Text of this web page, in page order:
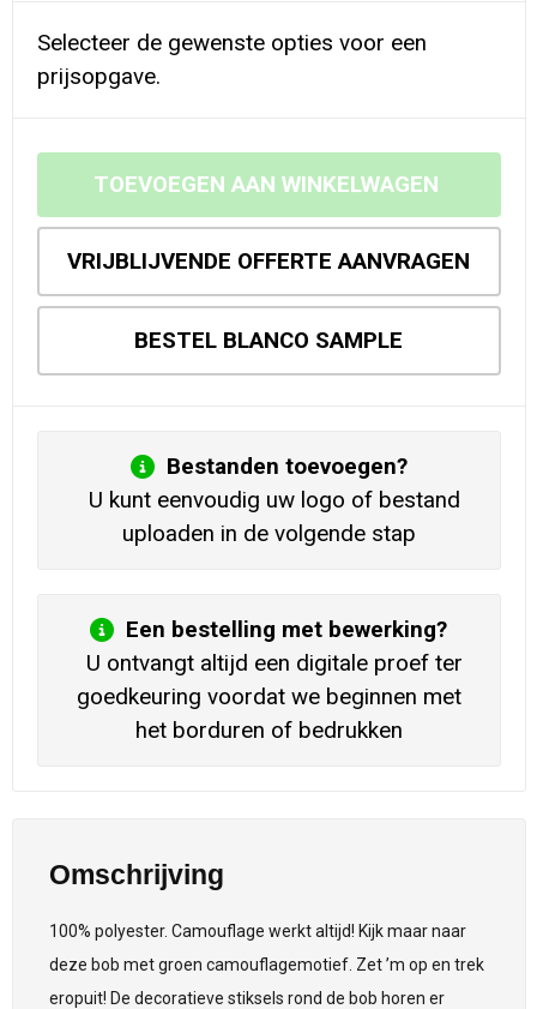
Selecteer de gewenste opties voor een
prijsopgave.
TOEVOEGEN AAN WINKELWAGEN
VRIJBLIJVENDE OFFERTE AANVRAGEN
BESTEL BLANCO SAMPLE
Bestanden toevoegen?
U kunt eenvoudig uw logo of bestand
uploaden in de volgende stap
Een bestelling met bewerking?
U ontvangt altijd een digitale proef ter
goedkeuring voordat we beginnen met
het borduren of bedrukken
Omschrijving
100% polyester. Camouflage werkt altijd! Kijk maar naar
deze bob met groen camouflagemotief. Zet ’m op en trek
eropuit! De decoratieve stiksels rond de bob horen er